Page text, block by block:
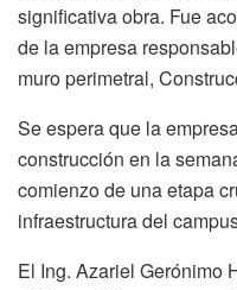
significativa obra. Fue
de la empresa
muro perimetral,
Se espera que la
construcción en la
comienzo de una etapa
infraestructura del
El Ing. Azariel Gerónimo